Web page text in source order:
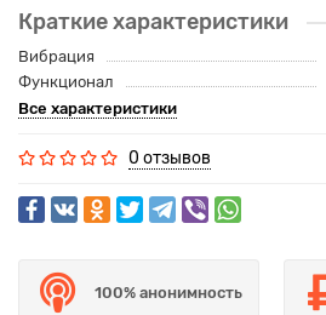
Краткие характеристики
Вибрация
Функционал
Все характеристики
0 отзывов
100% анонимность